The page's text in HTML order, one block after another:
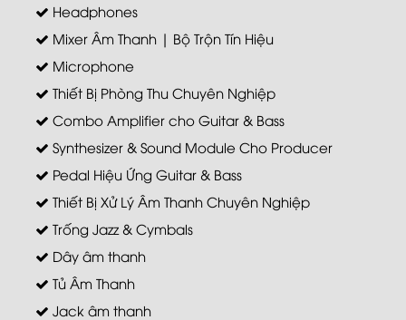
Headphones
Mixer Âm Thanh | Bộ Trộn Tín Hiệu
Microphone
Thiết Bị Phòng Thu Chuyên Nghiệp
Combo Amplifier cho Guitar & Bass
Synthesizer & Sound Module Cho Producer
Pedal Hiệu Ứng Guitar & Bass
Thiết Bị Xử Lý Âm Thanh Chuyên Nghiệp
Trống Jazz & Cymbals
Dây âm thanh
Tủ Âm Thanh
Jack âm thanh